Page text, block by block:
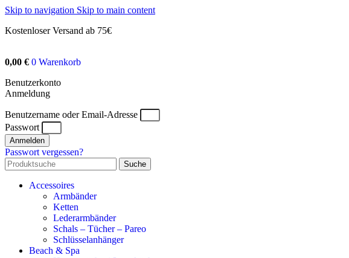
Skip to navigation Skip to main content
Kostenloser Versand ab 75€
0,00 € 0 Warenkorb
Benutzerkonto
Anmeldung
Benutzername oder Email-Adresse
Passwort
Anmelden
Passwort vergessen?
Suche
Accessoires
Armbänder
Ketten
Lederarmbänder
Schals – Tücher – Pareo
Schlüsselanhänger
Beach & Spa